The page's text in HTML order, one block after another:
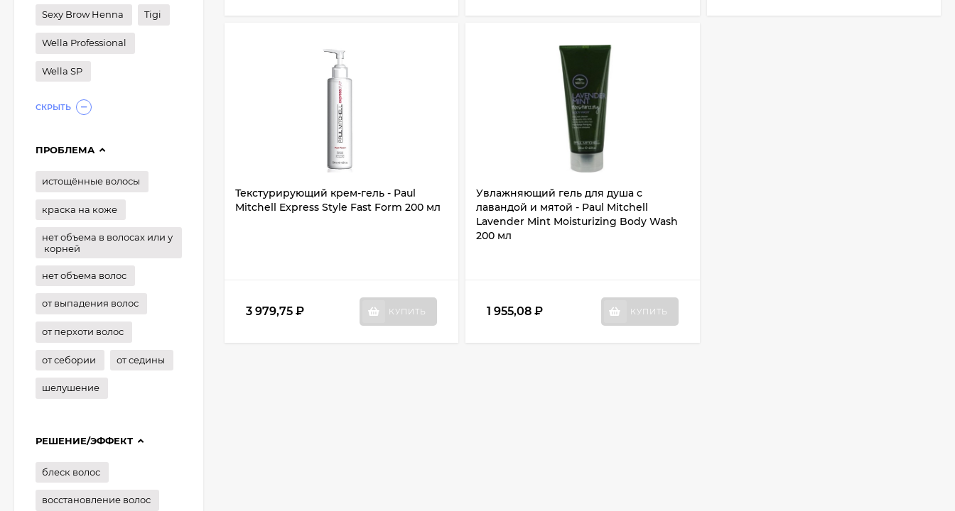
Текстурирующий крем-гель - Paul
Mitchell Express Style Fast Form 200 мл
3 979,75 ₽ КУПИТЬ
Увлажняющий гель для душа с
лавандой и мятой - Paul Mitchell
Lavender Mint Moisturizing Body Wash
200 мл
1 955,08₽ КУПИТЬ
Sexy Brow Henna Tigi
Wella Professional
Wella SP
СКРЫТЬ
ПРОБЛЕМА
истощённые волосы
краска на коже
нет объема в волосах или у
корней
нет объема волос
от выпадения волос
от перхоти волос
от себории от седины
шелушение
РЕШЕНИЕ/ЭФФЕКТ
блеск волос
восстановление волос